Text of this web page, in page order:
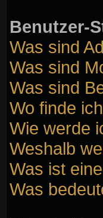
Benutzer-
Was sind
Was sind
Was sind
Wo finde
Wie werde
Weshalb
Was ist
Was